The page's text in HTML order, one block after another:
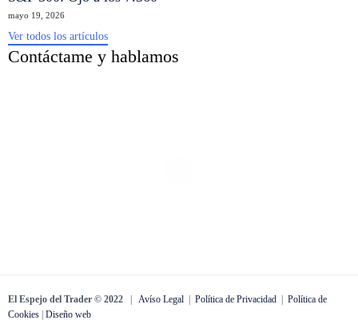
mayo 19, 2026
Ver todos los artículos
Contáctame y hablamos
El Espejo del Trader © 2022 | Avíso Legal | Política de Privacidad | Política de
Cookies | Diseño web